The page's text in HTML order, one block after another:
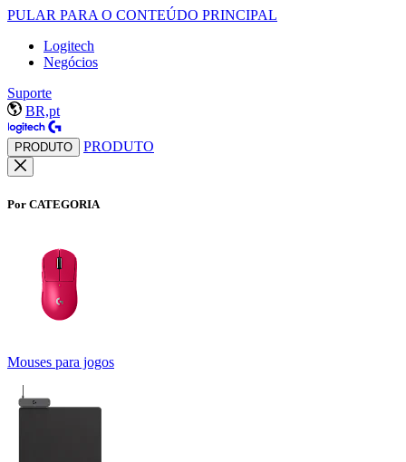
PULAR PARA O CONTEÚDO PRINCIPAL
Logitech
Negócios
Suporte
BR,pt
PRODUTO PRODUTO
Por CATEGORIA
Mouses para jogos